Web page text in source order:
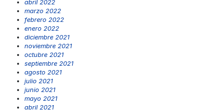
abril 2022
marzo 2022
febrero 2022
enero 2022
diciembre 2021
noviembre 2021
octubre 2021
septiembre 2021
agosto 2021
julio 2021
junio 2021
mayo 2021
abril 2021